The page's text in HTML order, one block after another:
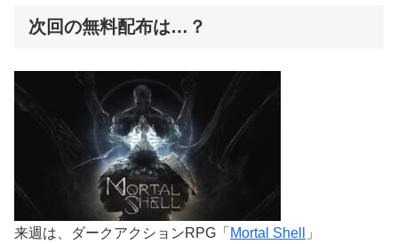
次回の無料配布は…？
来週は、ダークアクションRPG「 Mortal Shell
」